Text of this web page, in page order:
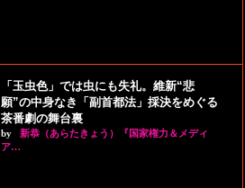
「玉虫色」では虫にも失礼。維新“悲
願”の中身なき「副首都法」採決をめぐる
茶番劇の舞台裏
by
新恭（あらたきょう）『国家権力＆メディ
ア…